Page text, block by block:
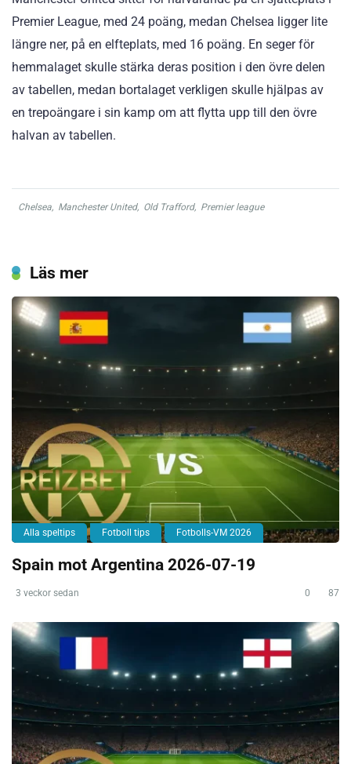
Premier League, med 24 poäng, medan Chelsea ligger lite
längre ner, på en elfteplats, med 16 poäng. En seger för
hemmalaget skulle stärka deras position i den övre delen
av tabellen, medan bortalaget verkligen skulle hjälpas av
en trepoängare i sin kamp om att flytta upp till den övre
halvan av tabellen.
Chelsea, Manchester United, Old Trafford, Premier league
Läs mer
Alla speltips Fotboll tips Fotbolls-VM 2026
Spain mot Argentina 2026-07-19
3 veckor sedan 0 87